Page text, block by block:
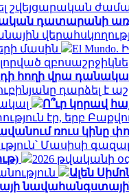
դատարանի
մասին
El
հողի վրա
դարձել
Ո՞ւր կորավ
էր, երբ
ռուս կինը
Մասիսի
2026 թվականի
Ալեն